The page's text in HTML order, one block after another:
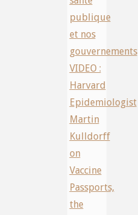
publique
et nos
gouvernements
VIDEO :
Harvard
Epidemiologist
Martin
Kulldorff
on
Vaccine
Passports,
the